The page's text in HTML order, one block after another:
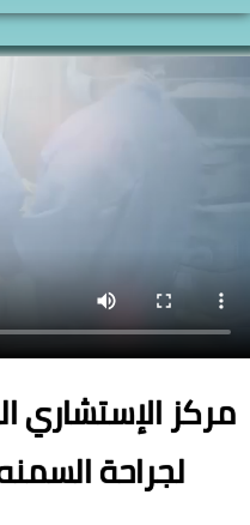
مركز الإستشاري
لجراحة